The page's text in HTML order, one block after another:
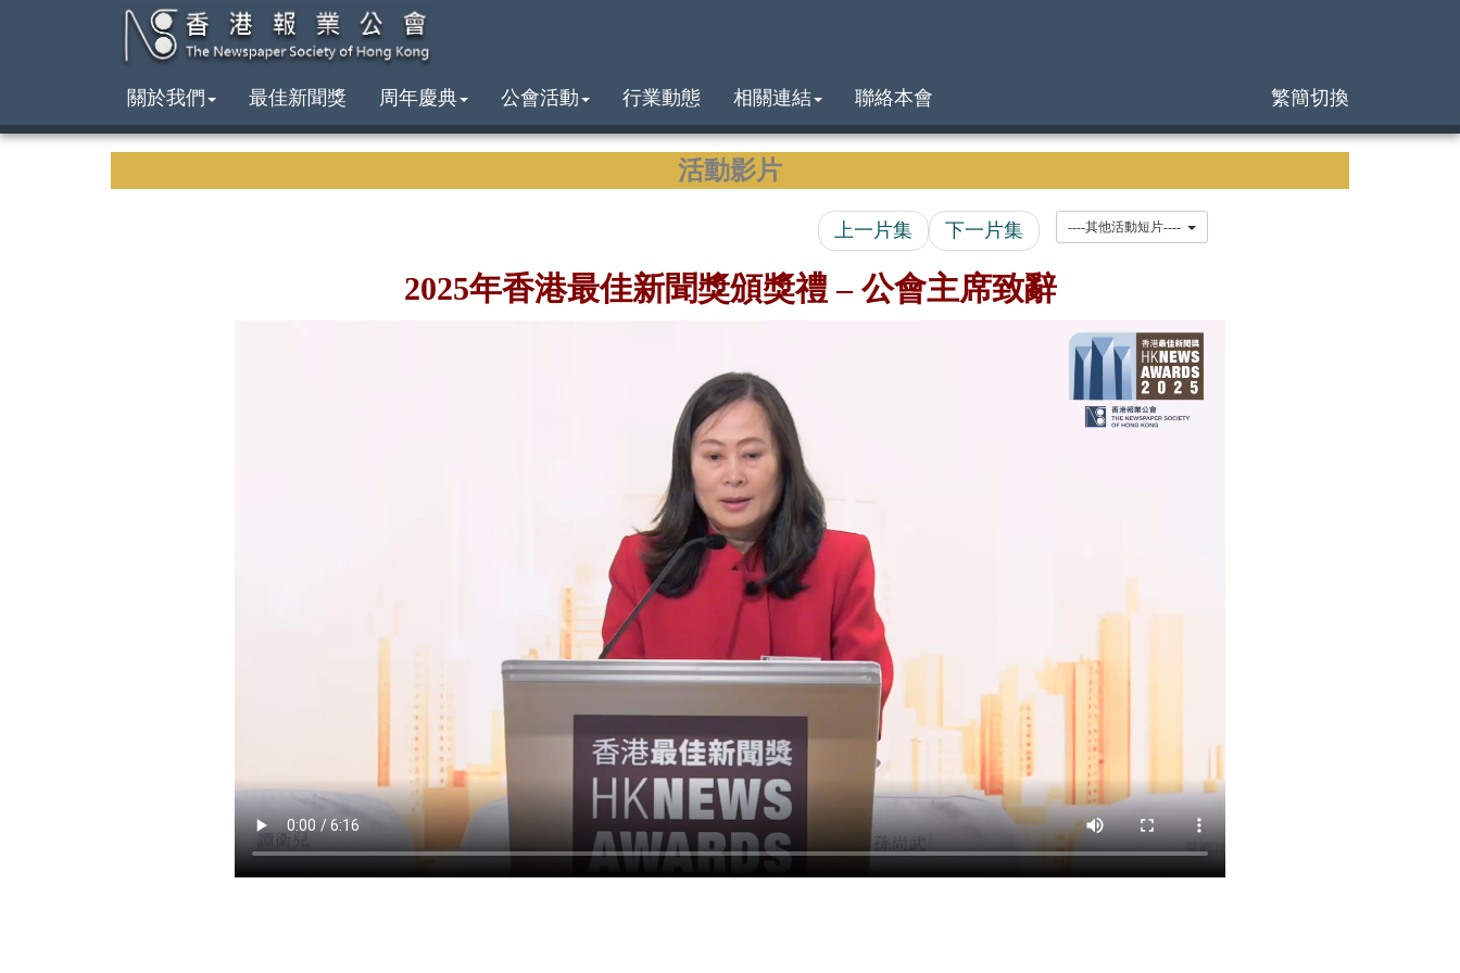
關於我們 最佳新聞獎 周年慶典 公會活動 行業動態 相關連結 聯絡本會 繁簡切換
活動影片
上一片集 下一片集
2025年香港最佳新聞獎頒獎禮 – 公會主席致辭